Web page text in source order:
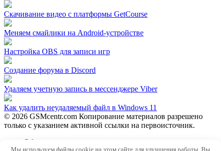
Скачивание видео с платформы GetCourse
Меняем смайлики на Android-устройстве
Настройка OBS для записи игр
Создание форума в Discord
Удаляем учетную запись в мессенджере Viber
Как удалить неудаляемый файл в Windows 11
© 2026 GSMcentr.com Копирование материалов разрешено
только с указанием активной ссылки на первоисточник.
Обратная связь
Мы используем файлы cookie на этом сайте для улучшения работы. Вы